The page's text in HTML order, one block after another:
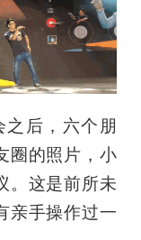
后，六个朋
圈的照片，小
。这是前所未
亲手操作过一